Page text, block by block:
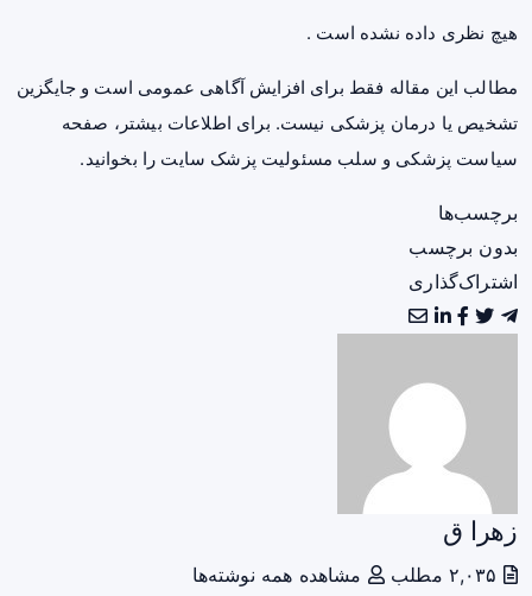
هیچ نظری داده نشده است .
مطالب این مقاله فقط برای افزایش آگاهی عمومی است و جایگزین
تشخیص یا درمان پزشکی نیست. برای اطلاعات بیشتر، صفحه
سیاست پزشکی و سلب مسئولیت پزشک سایت را بخوانید.
برچسب‌ها
بدون برچسب
اشتراک‌گذاری
زهرا ق
مشاهده همه نوشته‌ها